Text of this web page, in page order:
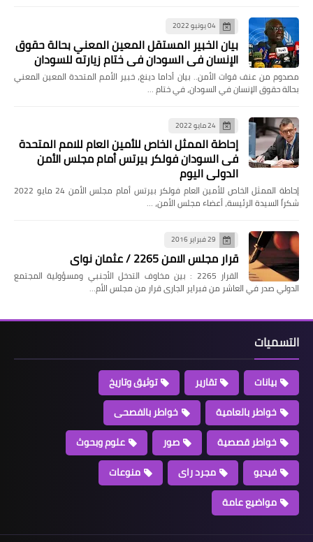
04 يونيو 2022
بيان الخبير المستقل المعين المعني بحالة حقوق
الإنسان في السودان في ختام زيارته للسودان
مصدوم من عنف قوات الأمن.. بيان أداما دينغ، خبير الأمم المتحدة المعين المعني
بحالة حقوق الإنسان في السودان، في ختام …
24 مايو 2022
إحاطة الممثل الخاص للأمين العام للامم المتحدة
فى السودان فولكر بيرتس أمام مجلس الأمن
الدولي اليوم
إحاطة الممثل الخاص للأمين العام فولكر بيرتس أمام مجلس الأمن 24 مايو 2022
شكراً السيدة الرئيسة، أعضاء مجلس الأمن، …
29 فبراير 2016
قرار مجلس الامن 2265 / عثمان نواى
القرار 2265 : بين مخاوف التدخل الأجنبي ومسؤولية المجتمع
الدولي صدر في العاشر من فبراير الجارى قرار من مجلس الأم…
التسميات
بيانات تقارير
توثيق وتاريخ
خواطر بالعامية
خواطر بالفصحى
خواطر قصصية
صور
علوم وبحوث
فيديو
مجرد راى
منوعات
مواضيع عامة